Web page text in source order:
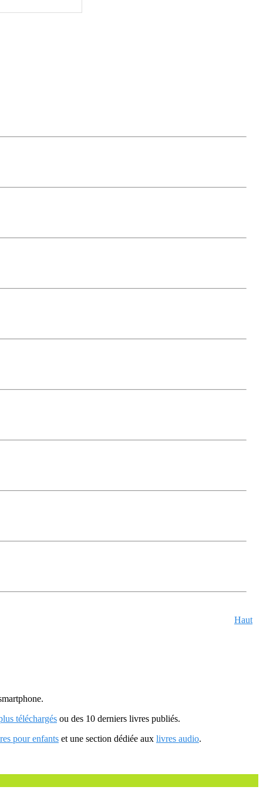
Haut
téléchargés ou des 10 derniers livres publiés.
pour enfants et une section dédiée aux livres audio.